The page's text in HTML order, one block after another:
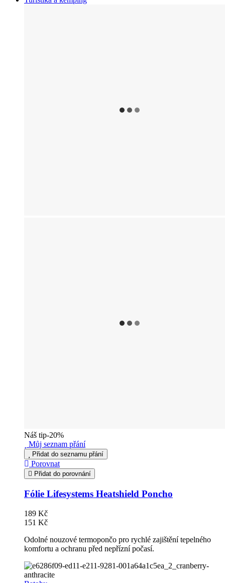
Náš tip-20%
Můj seznam přání
Přidat do seznamu přání
Porovnat
Přidat do porovnání
Fólie Lifesystems Heatshield Poncho
189 Kč
151 Kč
Odolné nouzové termopončo pro rychlé zajištění tepelného
komfortu a ochranu před nepřízní počasí.